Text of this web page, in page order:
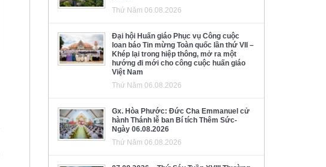
Thứ Năm 06.08.2026
Đại hội Huấn giáo Phục vụ Công cuộc
loan báo Tin mừng Toàn quốc lần thứ VII –
Khép lại trong hiệp thông, mở ra một
hướng đi mới cho công cuộc huấn giáo
Việt Nam
Thứ Năm 06.08.2026
Gx. Hòa Phước: Đức Cha Emmanuel cử
hành Thánh lễ ban Bí tích Thêm Sức-
Ngày 06.08.2026
Thứ Năm 06.08.2026